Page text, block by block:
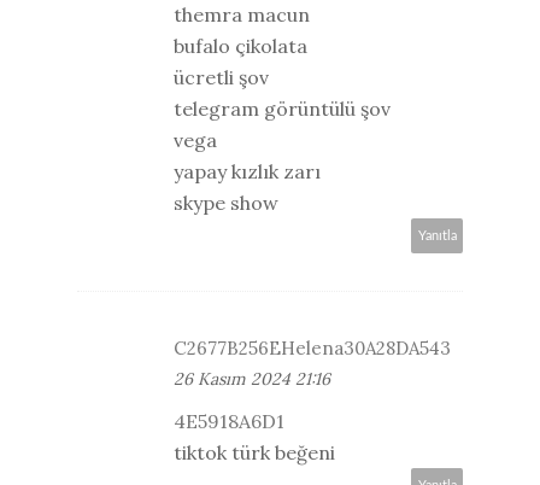
themra macun
bufalo çikolata
ücretli şov
telegram görüntülü şov
vega
yapay kızlık zarı
skype show
Yanıtla
C2677B256EHelena30A28DA543
26 Kasım 2024 21:16
4E5918A6D1
tiktok türk beğeni